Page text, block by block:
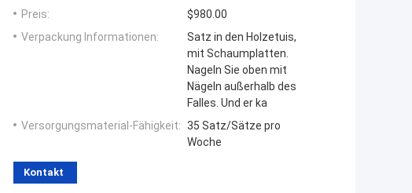
Preis:
$980.00
Verpackung Informationen:
Satz in den Holzetuis,
mit Schaumplatten.
Nageln Sie oben mit
Nägeln außerhalb des
Falles. Und er ka
Versorgungsmaterial-Fähigkeit: 35 Satz/Sätze pro
Woche
Kontakt